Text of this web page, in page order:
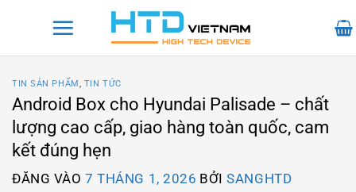
TIN SẢN PHẨM, TIN TỨC
Android Box cho Hyundai Palisade – chất
lượng cao cấp, giao hàng toàn quốc, cam
kết đúng hẹn
ĐĂNG VÀO7 THÁNG 1, 2026 BỞISANGHTD